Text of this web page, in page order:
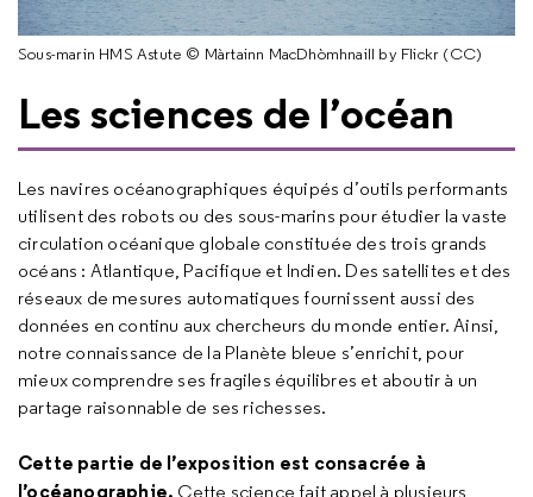
Sous-marin HMS Astute © Màrtainn MacDhòmhnaill by Flickr (CC)
Les sciences de l’océan
Les navires océanographiques équipés d’outils performants
utilisent des robots ou des sous-marins pour étudier la vaste
circulation océanique globale constituée des trois grands
océans : Atlantique, Pacifique et Indien. Des satellites et des
réseaux de mesures automatiques fournissent aussi des
données en continu aux chercheurs du monde entier. Ainsi,
notre connaissance de la Planète bleue s’enrichit, pour
mieux comprendre ses fragiles équilibres et aboutir à un
partage raisonnable de ses richesses.
Cette partie de l’exposition est consacrée à
l’océanographie. Cette science fait appel à plusieurs